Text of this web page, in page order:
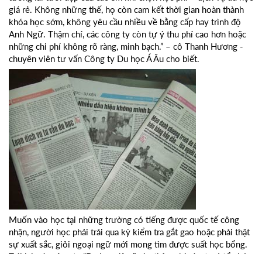
giá rẻ. Không những thế, họ còn cam kết thời gian hoàn thành
khóa học sớm, không yêu cầu nhiều về bằng cấp hay trình độ
Anh Ngữ. Thậm chí, các công ty còn tự ý thu phí cao hơn hoặc
những chi phí không rõ ràng, minh bạch.” – cô Thanh Hương -
chuyên viên tư vấn Công ty Du học Á Âu cho biết.
Muốn vào học tại những trường có tiếng được quốc tế công
nhận, người học phải trải qua kỳ kiểm tra gắt gao hoặc phải thật
sự xuất sắc, giỏi ngoại ngữ mới mong tìm được suất học bổng.